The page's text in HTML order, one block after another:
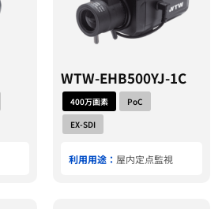
WTW-EHB500YJ-1C
400万画素
PoC
EX-SDI
利用用途： 屋内定点監視